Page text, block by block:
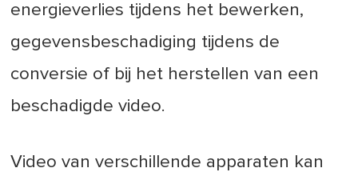
energieverlies tijdens het bewerken,
gegevensbeschadiging tijdens de
conversie of bij het herstellen van een
beschadigde video.
Video van verschillende apparaten kan